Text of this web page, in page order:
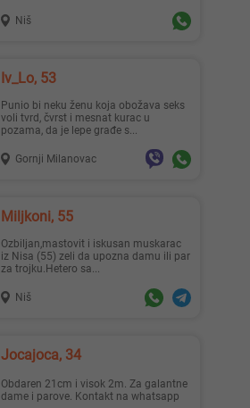
Niš
Iv_Lo, 53
Punio bi neku ženu koja obožava seks
voli tvrd, čvrst i mesnat kurac u
pozama, da je lepe građe s...
Gornji Milanovac
Miljkoni, 55
Ozbiljan,mastovit i iskusan muskarac
iz Nisa (55) zeli da upozna damu ili par
za trojku.Hetero sa...
Niš
Jocajoca, 34
Obdaren 21cm i visok 2m. Za galantne
dame i parove. Kontakt na whatsapp